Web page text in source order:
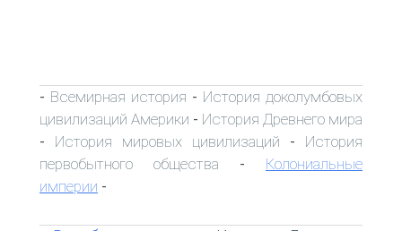
- Всемирная история - История доколумбовых
цивилизаций Америки - История Древнего мира
- История мировых цивилизаций - История
первобытного общества - Колониальные
империи -